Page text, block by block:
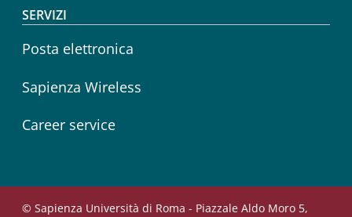
SERVIZI
Posta elettronica
Sapienza Wireless
Career service
© Sapienza Università di Roma - Piazzale Aldo Moro 5,